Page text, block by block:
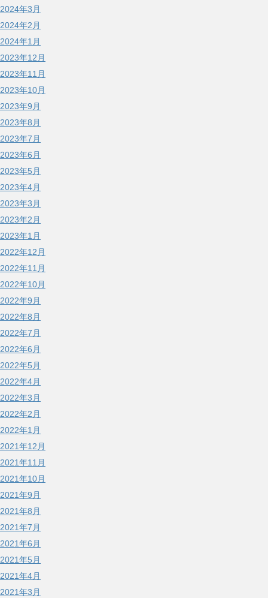
2024年3月
2024年2月
2024年1月
2023年12月
2023年11月
2023年10月
2023年9月
2023年8月
2023年7月
2023年6月
2023年5月
2023年4月
2023年3月
2023年2月
2023年1月
2022年12月
2022年11月
2022年10月
2022年9月
2022年8月
2022年7月
2022年6月
2022年5月
2022年4月
2022年3月
2022年2月
2022年1月
2021年12月
2021年11月
2021年10月
2021年9月
2021年8月
2021年7月
2021年6月
2021年5月
2021年4月
2021年3月